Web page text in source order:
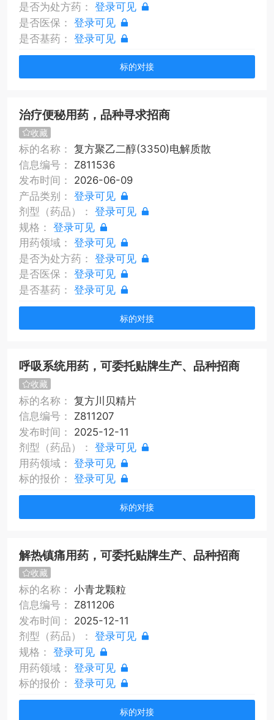
是否为处方药：登录可见
是否医保：登录可见
是否基药：登录可见
标的对接
治疗便秘用药，品种寻求招商
收藏
标的名称：复方聚乙二醇(3350)电解质散
信息编号： Z811536
发布时间： 2026-06-09
产品类别：登录可见
剂型（药品）：登录可见
规格：登录可见
用药领域：登录可见
是否为处方药：登录可见
是否医保：登录可见
是否基药：登录可见
标的对接
呼吸系统用药，可委托贴牌生产、品种招商
收藏
标的名称：复方川贝精片
信息编号： Z811207
发布时间： 2025-12-11
剂型（药品）：登录可见
用药领域：登录可见
标的报价：登录可见
标的对接
解热镇痛用药，可委托贴牌生产、品种招商
收藏
标的名称：小青龙颗粒
信息编号： Z811206
发布时间： 2025-12-11
剂型（药品）：登录可见
规格：登录可见
用药领域：登录可见
标的报价：登录可见
标的对接